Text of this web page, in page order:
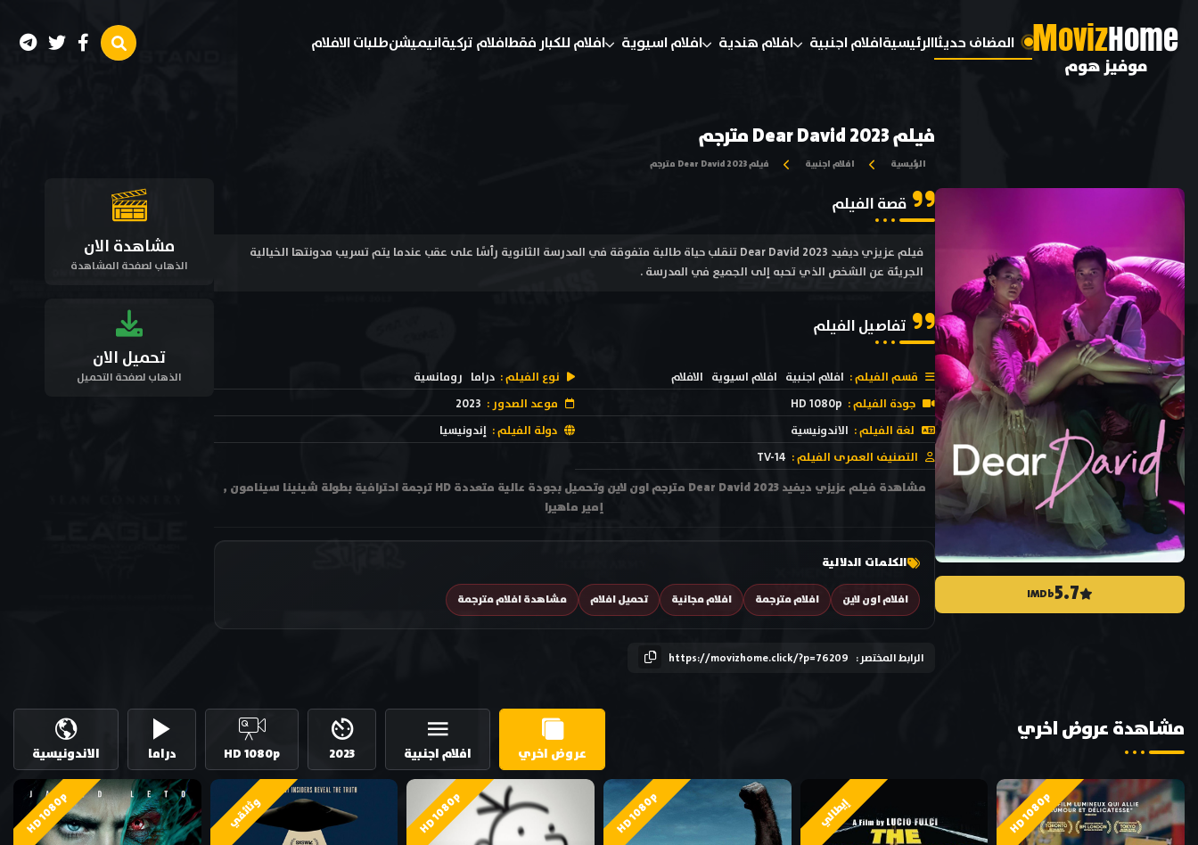
MovizHome
موفيز هوم
المضاف حديثاالرئيسيةافلام اجنبية افلام هندية افلام اسيوية افلام للكبار فقطافلام تركيةانيميشنطلبات الافلام
5.7
IMDb
فيلم Dear David 2023 مترجم
الرئيسية افلام اجنبية فيلم Dear David 2023 مترجم
قصة الفيلم
فيلم عزيزي ديفيد Dear David 2023 تنقلب حياة طالبة متفوقة في المدرسة الثانوية رأسًا على عقب عندما يتم تسريب مدونتها الخيالية
الجريئة عن الشخص الذي تحبه إلى الجميع في المدرسة .
تفاصيل الفيلم
قسم الفيلم : افلام اجنبية افلام اسيوية الافلام نوع الفيلم : دراما رومانسية
جودة الفيلم : HD 1080p موعد الصدور : 2023
لغة الفيلم : الاندونيسية دولة الفيلم : إندونيسيا
التصنيف العمرى الفيلم : TV-14
مشاهدة فيلم عزيزي ديفيد Dear David 2023 مترجم اون لاين وتحميل بجودة عالية متعددة HD ترجمة احترافية بطولة شينينا سينامون ,
إمير ماهيرا
الكلمات الدلالية
افلام اون لاين افلام مترجمة افلام مجانية تحميل افلام مشاهدة افلام مترجمة
الرابط المختصر : https://movizhome.click/?p=76209
مشاهدة الان
الذهاب لصفحة المشاهدة
تحميل الان
الذهاب لصفحة التحميل
مشاهدة عروض اخري
عروض اخري افلام اجنبية 2023
HD 1080p دراما الاندونيسية
HD 1080p إيطالي HD 1080p
HD 1080p وثائقي HD 1080p